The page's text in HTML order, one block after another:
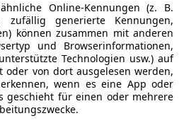
Online-Kennungen (z. B.
zufällig generierte Kennungen,
können zusammen mit anderen
und Browserinformationen,
Technologien usw.) auf
oder von dort ausgelesen werden,
wenn es eine App oder
geschieht für einen oder mehrere